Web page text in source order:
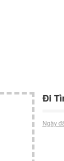
Đi
Ngày